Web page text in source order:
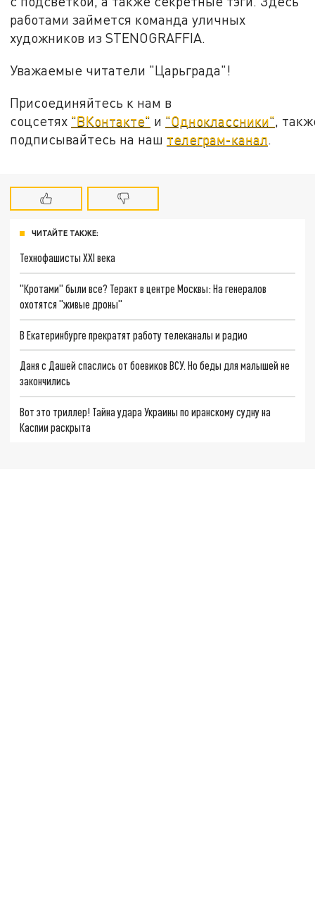
работами займется команда уличных
художников из STENOGRAFFIA.
Уважаемые читатели "Царьграда"!
Присоединяйтесь к нам в
соцсетях "ВКонтакте" и "Одноклассники" ,
подписывайтесь на наш телеграм-канал
ЧИТАЙТЕ ТАКЖЕ:
Технофашисты XXI века
"Кротами" были все? Теракт в центре Москвы: На генералов
охотятся "живые дроны"
В Екатеринбурге прекратят работу телеканалы и радио
Даня с Дашей спаслись от боевиков ВСУ. Но беды для малышей не
закончились
Вот это триллер! Тайна удара Украины по иранскому судну на
Каспии раскрыта